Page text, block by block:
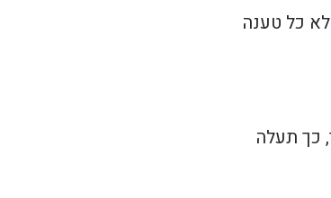
לא כל טענה
כך תעלה